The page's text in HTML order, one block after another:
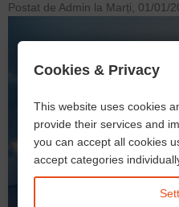
Postat de Admin la Marți, 01/01/
Cookies & Privacy
This website uses cookies
provide their services and
you can accept all cookies
accept categories